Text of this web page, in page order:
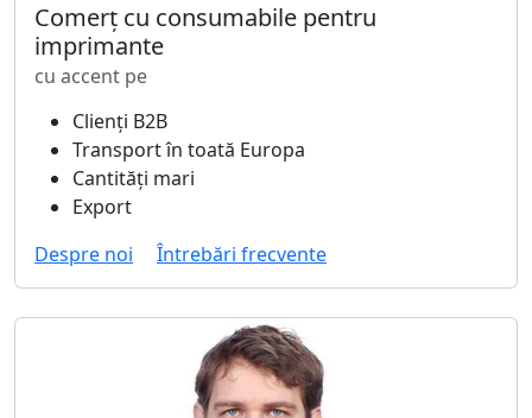
Comerț cu consumabile pentru
imprimante
cu accent pe
Clienți B2B
Transport în toată Europa
Cantități mari
Export
Despre noi
Întrebări frecvente